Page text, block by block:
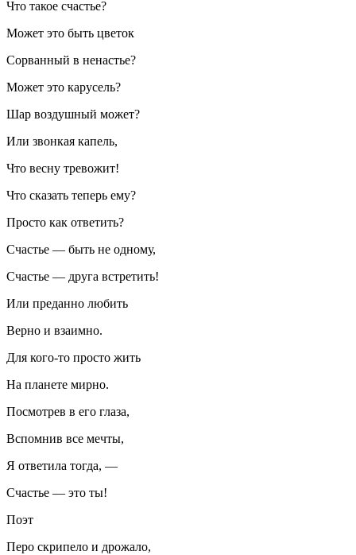
Что такое счастье?
Может это быть цветок
Сорванный в ненастье?
Может это карусель?
Шар воздушный может?
Или звонкая капель,
Что весну тревожит!
Что сказать теперь ему?
Просто как ответить?
Счастье — быть не одному,
Счастье — друга встретить!
Или преданно любить
Верно и взаимно.
Для кого-то просто жить
На планете мирно.
Посмотрев в его глаза,
Вспомнив все мечты,
Я ответила тогда, —
Счастье — это ты!
Поэт
Перо скрипело и дрожало,